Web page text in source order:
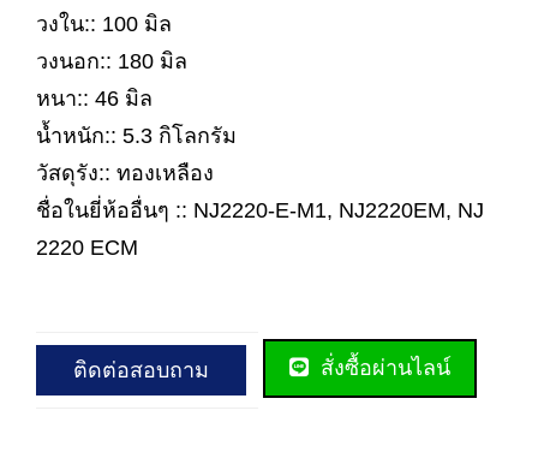
วงใน:: 100 มิล
วงนอก:: 180 มิล
หนา:: 46 มิล
น้ำหนัก:: 5.3 กิโลกรัม
วัสดุรัง:: ทองเหลือง
ชื่อในยี่ห้ออื่นๆ :: NJ2220-E-M1, NJ2220EM, NJ
2220 ECM
ติดต่อสอบถาม สั่งซื้อผ่านไลน์